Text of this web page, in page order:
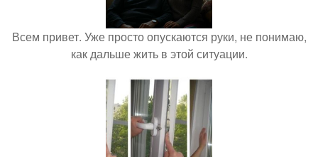
Всем привет. Уже просто опускаются руки, не понимаю,
как дальше жить в этой ситуации.